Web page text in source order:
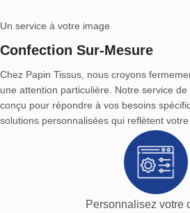
Un service à votre image
Confection Sur-Mesure
Chez Papin Tissus, nous croyons
une attention particulière. Notre service
conçu pour répondre à vos besoins
solutions personnalisées qui reflètent
Personnalisez votre